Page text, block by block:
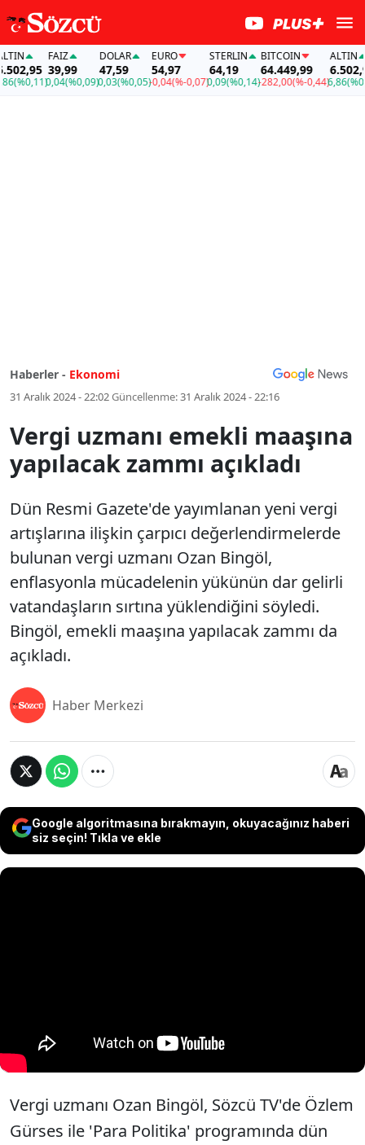
FAİZ
39,99
0,04(%0,09)
DOLAR
47,59
0,03(%0,05)
EURO
54,97
-0,04(%-0,07)
STERLIN
64,19
0,09(%0,14)
BITCOIN
64.449,99
-282,00(%-0,44)
ALTIN
6.502,95
6,86
Haberler - Ekonomi
31 Aralık 2024 - 22:02Güncellenme:31 Aralık 2024 - 22:16
Vergi uzmanı emekli maaşına
yapılacak zammı açıkladı
Dün Resmi Gazete'de yayımlanan yeni vergi
artışlarına ilişkin çarpıcı değerlendirmelerde
bulunan vergi uzmanı Ozan Bingöl,
enflasyonla mücadelenin yükünün dar gelirli
vatandaşların sırtına yüklendiğini söyledi.
Bingöl, emekli maaşına yapılacak zammı da
açıkladı.
Haber Merkezi
Google algoritmasına bırakmayın, okuyacağınız haberi
siz seçin! Tıkla ve ekle
Vergi uzmanı Ozan Bingöl, Sözcü TV'de Özlem
Gürses ile 'Para Politika' programında dün